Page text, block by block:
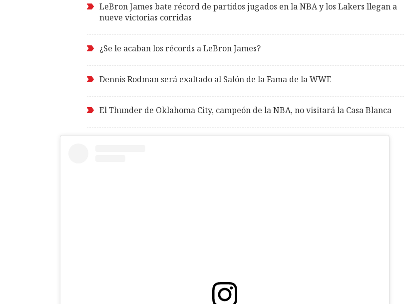
LeBron James bate récord de partidos jugados en la NBA y los Lakers llegan a
nueve victorias corridas
¿Se le acaban los récords a LeBron James?
Dennis Rodman será exaltado al Salón de la Fama de la WWE
El Thunder de Oklahoma City, campeón de la NBA, no visitará la Casa Blanca